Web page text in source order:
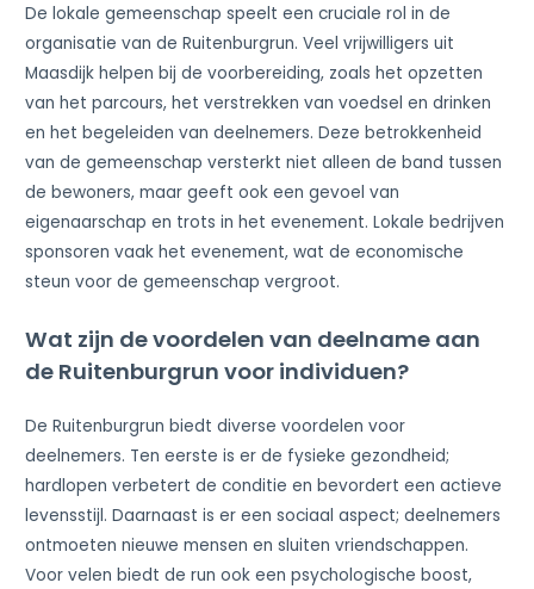
De lokale gemeenschap speelt een cruciale rol in de
organisatie van de Ruitenburgrun. Veel vrijwilligers uit
Maasdijk helpen bij de voorbereiding, zoals het opzetten
van het parcours, het verstrekken van voedsel en drinken
en het begeleiden van deelnemers. Deze betrokkenheid
van de gemeenschap versterkt niet alleen de band tussen
de bewoners, maar geeft ook een gevoel van
eigenaarschap en trots in het evenement. Lokale bedrijven
sponsoren vaak het evenement, wat de economische
steun voor de gemeenschap vergroot.
Wat zijn de voordelen van deelname aan
de Ruitenburgrun voor individuen?
De Ruitenburgrun biedt diverse voordelen voor
deelnemers. Ten eerste is er de fysieke gezondheid;
hardlopen verbetert de conditie en bevordert een actieve
levensstijl. Daarnaast is er een sociaal aspect; deelnemers
ontmoeten nieuwe mensen en sluiten vriendschappen.
Voor velen biedt de run ook een psychologische boost,